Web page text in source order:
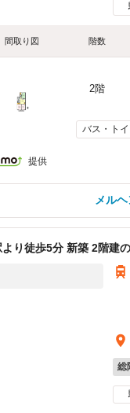
間取り図 階数
2階
バス・トイ
提供
メル
り徒歩5分 新築 2階建
総